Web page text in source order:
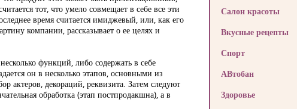
тот, что умело совмещает в себе все эти
время считается имиджевый, или, как его
компании, рассказывает о ее целях и
функций, либо содержать в себе
он в несколько этапов, основными из
актеров, декораций, реквизита. Затем следуют
обработка (этап постпродакшна), а в
Салон красоты
Вкусные рецепты
Спорт
АВтобан
Здоровье